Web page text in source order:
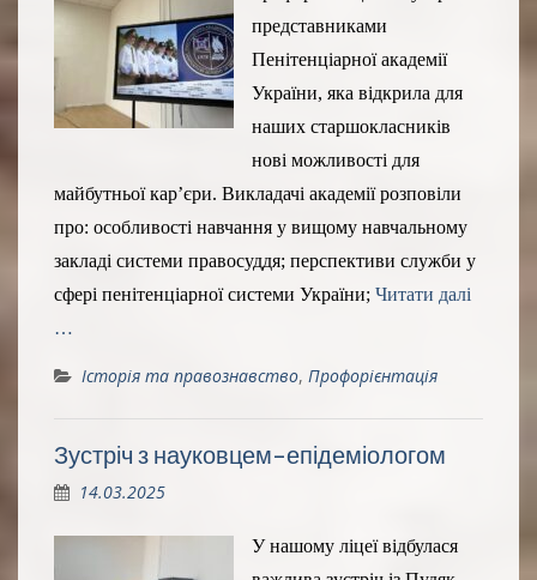
представниками
Пенітенціарної академії
України, яка відкрила для
наших старшокласників
нові можливості для
майбутньої кар’єри. Викладачі академії розповіли
про: особливості навчання у вищому навчальному
закладі системи правосуддя; перспективи служби у
сфері пенітенціарної системи України; Читати далі
…
Історія та правознавство, Профорієнтація
Зустріч з науковцем-епідеміологом
14.03.2025
У нашому ліцеї відбулася